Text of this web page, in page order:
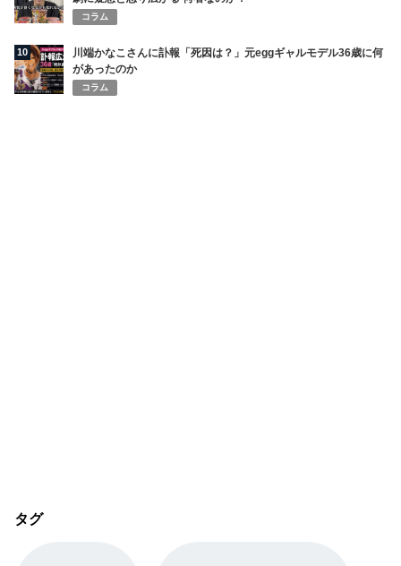
コラム
10
川端かなこさんに訃報「死因は？」元eggギャルモデル36歳に何
があったのか
コラム
タグ